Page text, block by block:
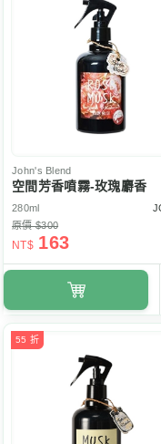
John's Blend
空間芳香噴霧-玫瑰麝香
280ml
原價 $300
NT$ 163
55 折